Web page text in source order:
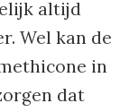
altijd
Wel kan de
in
dat